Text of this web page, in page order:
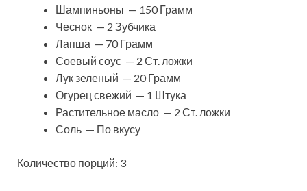
Шампиньоны — 150 Грамм
Чеснок — 2 Зубчика
Лапша — 70 Грамм
Соевый соус — 2 Ст. ложки
Лук зеленый — 20 Грамм
Огурец свежий — 1 Штука
Растительное масло — 2 Ст. ложки
Соль — По вкусу
Количество порций: 3